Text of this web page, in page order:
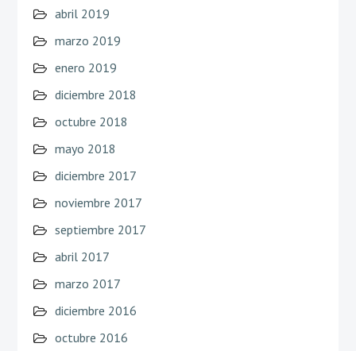
abril 2019
marzo 2019
enero 2019
diciembre 2018
octubre 2018
mayo 2018
diciembre 2017
noviembre 2017
septiembre 2017
abril 2017
marzo 2017
diciembre 2016
octubre 2016